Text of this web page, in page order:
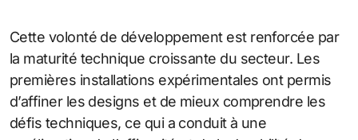
Cette volonté de développement est renforcée par
la maturité technique croissante du secteur. Les
premières installations expérimentales ont permis
d’affiner les designs et de mieux comprendre les
défis techniques, ce qui a conduit à une